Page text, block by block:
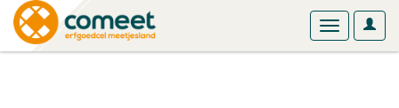
User
Toggle